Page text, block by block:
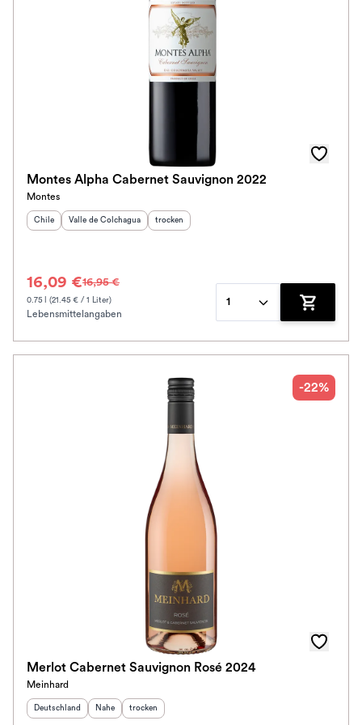
Schmeckt nach
Montes Alpha Cabernet Sauvignon 2022
Montes
Herkunftsland:
Chile Herkunftsregion:
Valle de Colchagua Geschmack
trocken
16,09 €16,95 €
0.75 l (21.45 € / 1 Liter)
Lebensmittelangaben
1
Zum
-22%
Merlot Cabernet Sauvignon Rosé 2024
Meinhard
Herkunftsland
Deutschland Herkunftsregion:
Nahe Geschmack
trocken